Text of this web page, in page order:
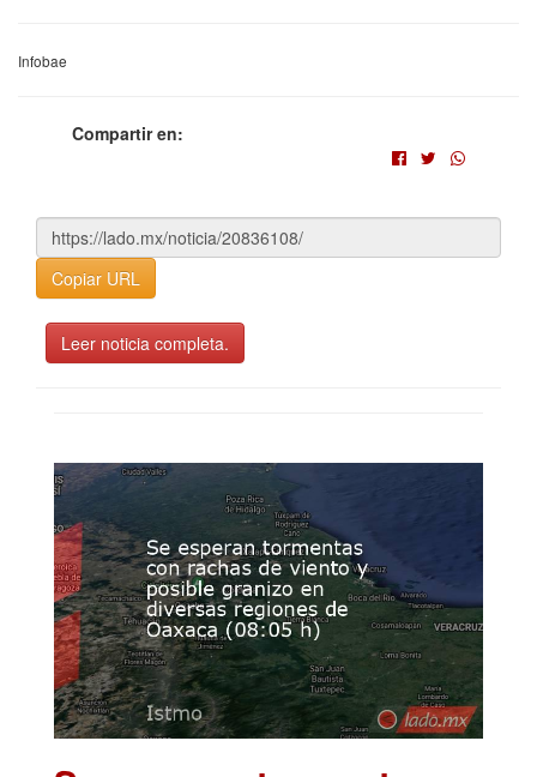
Infobae
Compartir en:
Copiar URL
Leer noticia completa.